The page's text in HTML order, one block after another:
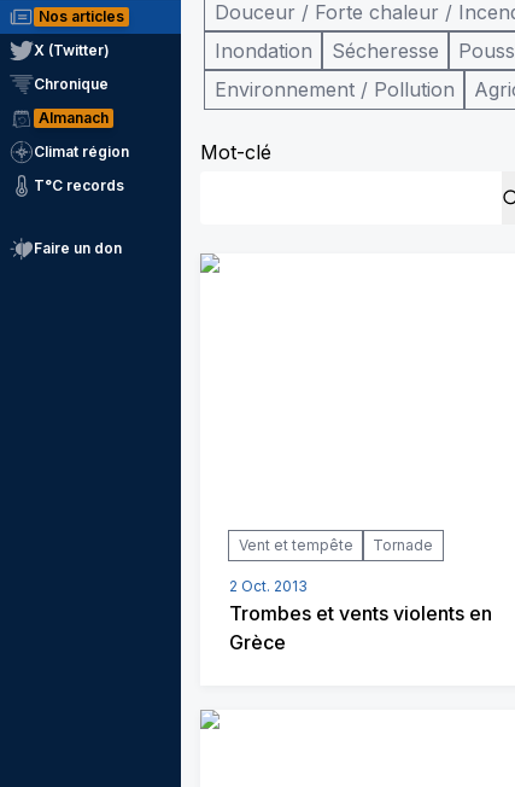
Nos articles
X (Twitter)
Chronique
Almanach
Climat région
T°C records
Faire un don
Douceur / Forte chaleur /
Inondation
Sécheresse
Environnement / Pollution
Mot-clé
Vent et tempête Tornade
2 Oct. 2013
Trombes et vents violents en
Grèce